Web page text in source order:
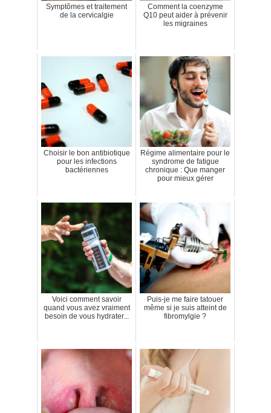
Symptômes et traitement
de la cervicalgie
Comment la coenzyme
Q10 peut aider à prévenir
les migraines
Choisir le bon antibiotique
pour les infections
bactériennes
Régime alimentaire pour le
syndrome de fatigue
chronique : Que manger
pour mieux gérer
Voici comment savoir
quand vous avez vraiment
besoin de vous hydrater...
Puis-je me faire tatouer
même si je suis atteint de
fibromylgie ?